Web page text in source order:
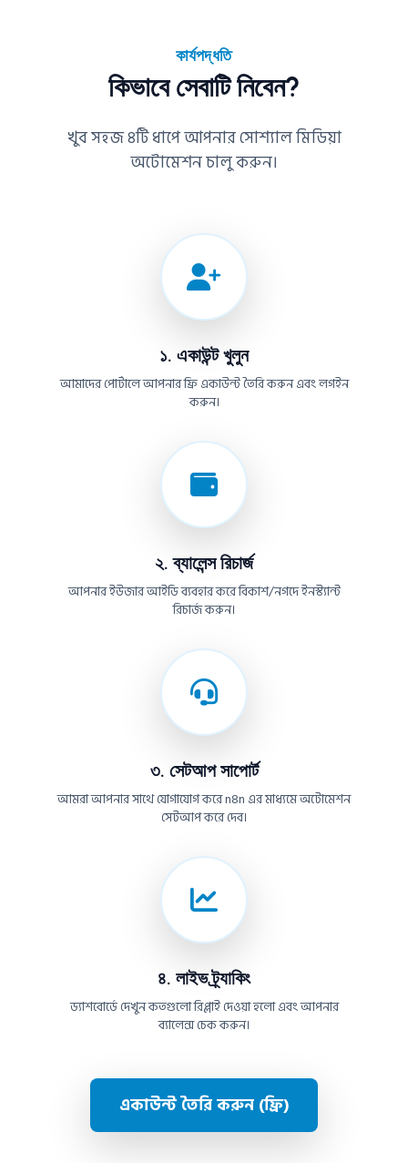
কার্যপদ্ধতি
কিভাবে সেবাটি নিবেন?
খুব সহজ ৪টি ধাপে আপনার সোশ্যাল মিডিয়া
অটোমেশন চালু করুন।
১. একাউন্ট খুলুন
আমাদের পোর্টালে আপনার ফ্রি একাউন্ট তৈরি করুন এবং লগইন
করুন।
২. ব্যালেন্স রিচার্জ
আপনার ইউজার আইডি ব্যবহার করে বিকাশ/নগদে ইনস্ট্যান্ট
রিচার্জ করুন।
৩. সেটআপ সাপোর্ট
আমরা আপনার সাথে যোগাযোগ করে n8n এর মাধ্যমে অটোমেশন
সেটআপ করে দেব।
৪. লাইভ ট্র্যাকিং
ড্যাশবোর্ডে দেখুন কতগুলো রিপ্লাই দেওয়া হলো এবং আপনার
ব্যালেন্স চেক করুন।
একাউন্ট তৈরি করুন (ফ্রি)